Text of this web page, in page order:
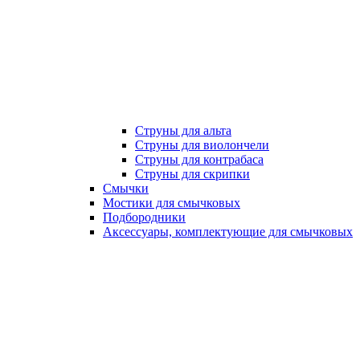
Струны для альта
Струны для виолончели
Струны для контрабаса
Струны для скрипки
Смычки
Мостики для смычковых
Подбородники
Аксеcсуары, комплектующие для смычковых